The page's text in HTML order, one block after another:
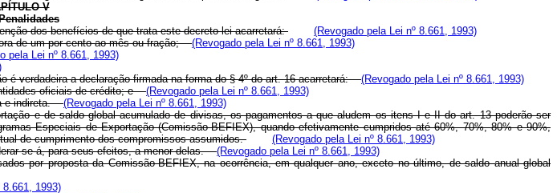
V
dos benefícios de que trata este decreto-lei acarretará:
(Revogado pela Lei nº 8.661, 1993)
de um por cento ao mês ou fração;(Revogado pela Lei nº 8.661, 1993)
pela Lei nº 8.661, 1993)
é verdadeira a declaração firmada na forma do § 4º do art. 16 acarretará:(Revogado pela Lei nº 8.661, 1993)
oficiais de crédito; e(Revogado pela Lei nº 8.661, 1993)
e indireta.(Revogado pela Lei nº 8.661, 1993)
e de saldo global acumulado de divisas, os pagamentos a que aludem os itens I e II do art. 13 poderão ser
Especiais de Exportação (Comissão-BEFIEX), quando efetivamente cumpridos até 60%, 70%, 80% e 90%,
de cumprimento dos compromissos assumidos.
(Revogado pela Lei nº 8.661, 1993)
se-á, para seus efeitos, a menor delas.(Revogado pela Lei nº 8.661, 1993)
por proposta da Comissão-BEFIEX, na ocorrência, em qualquer ano, exceto no último, de saldo anual global
8.661, 1993)